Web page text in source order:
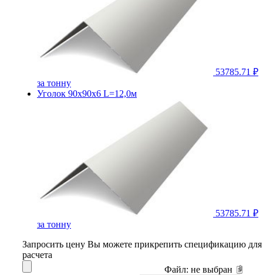
53785.71 ₽
за тонну
Уголок 90х90х6 L=12,0м
53785.71 ₽
за тонну
Запросить цену Вы можете прикрепить спецификацию для
расчета
Файл: не выбран